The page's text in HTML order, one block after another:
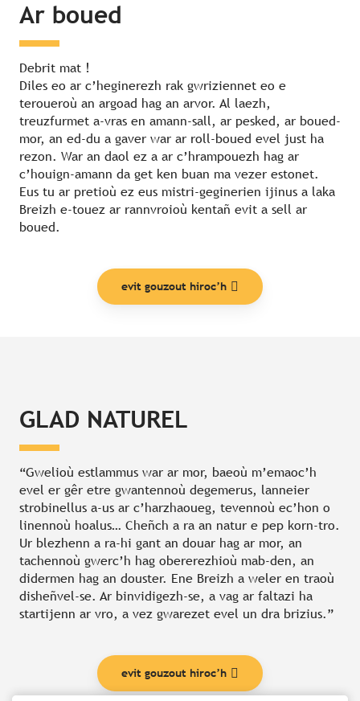
Ar boued
Debrit mat !
Diles eo ar c’heginerezh rak gwriziennet eo e
teroueroù an argoad hag an arvor. Al laezh,
treuzfurmet a-vras en amann-sall, ar pesked, ar boued-
mor, an ed-du a gaver war ar roll-boued evel just ha
rezon. War an daol ez a ar c’hrampouezh hag ar
c’houign-amann da get ken buan ma vezer estonet.
Eus tu ar pretioù ez eus mistri-geginerien ijinus a laka
Breizh e-touez ar rannvroioù kentañ evit a sell ar
boued.
evit gouzout hiroc’h
GLAD NATUREL
“Gwelioù estlammus war ar mor, baeoù m’emaoc’h
evel er gêr etre gwantennoù degemerus, lanneier
strobinellus a-us ar c’harzhaoueg, tevennoù ec’hon o
linennoù hoalus… Cheñch a ra an natur e pep korn-tro.
Ur blezhenn a ra-hi gant an douar hag ar mor, an
tachennoù gwerc’h hag obererezhioù mab-den, an
didermen hag an douster. Ene Breizh a weler en traoù
disheñvel-se. Ar binvidigezh-se, a vag ar faltazi ha
startijenn ar vro, a vez gwarezet evel un dra brizius.”
evit gouzout hiroc’h